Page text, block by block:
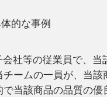
的な事例
社等の従業員で、当
チームの一員が、当該
で当該商品の品質の優